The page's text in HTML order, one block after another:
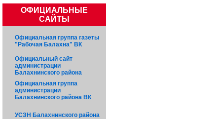
ОФИЦИАЛЬНЫЕ
САЙТЫ
Официальная группа газеты
"Рабочая Балахна" ВК
Официальный сайт
администрации
Балахнинского района
Официальная группа
администрации
Балахнинского района ВК
УСЗН Балахнинского района